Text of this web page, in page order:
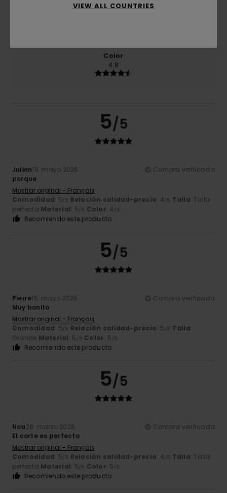
Color
4.8
5/5
Julien19. mayo 2026
Compra verificada
porque
Mostrar original - Français
Comodidad: 5/5 Relación calidad-precio: 4/5 Talla: Talla
perfecta Material: 5/5 Color: 4 /5
Recomiendo este producto
5/5
Pierre15. mayo 2026
Compra verificada
Muy bonito
Mostrar original - Français
Comodidad: 5/5 Relación calidad-precio: 5/5 Talla:
Grande Material: 5/5 Color: 5/5
Recomiendo este producto
5/5
Noa28. marzo 2026
Compra verificada
El corte es perfecto
Mostrar original - Français
Comodidad: 5/5 Relación calidad-precio: 4/5 Talla: Talla
perfecta Material: 5/5 Color: 5 /5
Recomiendo este producto
VIEW ALL COUNTRIES